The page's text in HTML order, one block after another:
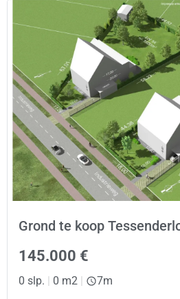
Grond te koop
145.000 €
0 slp. | 0 m2 | 7m